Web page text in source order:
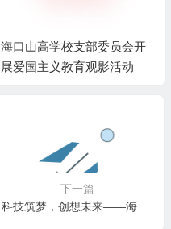
海口山高学校支部委员会开
展爱国主义教育观影活动
下一篇
科技筑梦，创想未来——海口山高学校三年级学部班级环创评比活动